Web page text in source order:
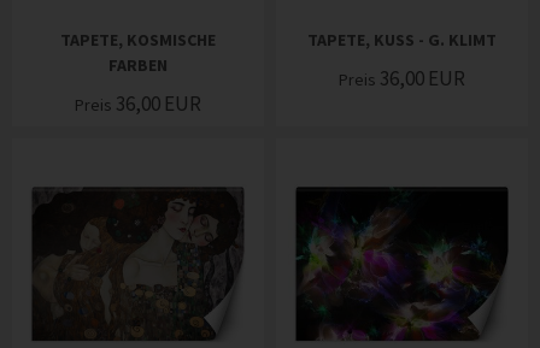
TAPETE, KOSMISCHE
FARBEN
Preis 36,00 EUR
TAPETE, KUSS - G. KLIMT
Preis 36,00 EUR